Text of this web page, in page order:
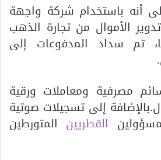
أنه باستخدام شركة واجهة
الأموال من تجارة الذهب
تم سداد المدفوعات إلى
مصرفية ومعاملات ورقية
إلى تسجيلات صوتية
القطريين المتورطين